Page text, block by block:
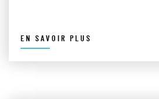
EN SAVOIR PLUS